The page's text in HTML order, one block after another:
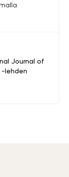
Journal of
-lehden